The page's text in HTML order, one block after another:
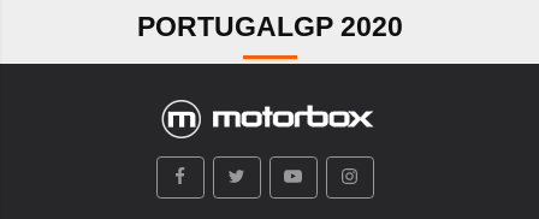
PORTUGALGP 2020